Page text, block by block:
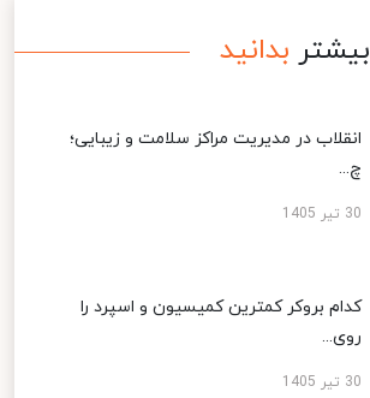
بیشتر بدانید
انقلاب در مدیریت مراکز سلامت و زیبایی؛
چ...
30 تیر 1405
کدام بروکر کمترین کمیسیون و اسپرد را
روی...
30 تیر 1405